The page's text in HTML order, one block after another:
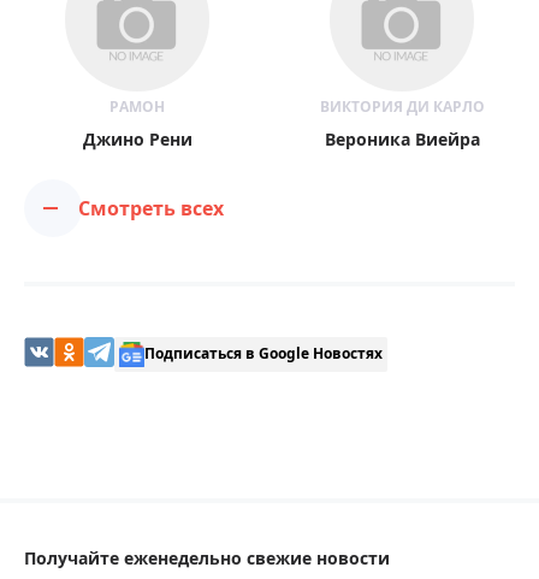
РАМОН
Джино Рени
ВИКТОРИЯ ДИ КАРЛО
Вероника Виейра
Смотреть всех
Подписаться в Google Новостях
Получайте еженедельно свежие новости